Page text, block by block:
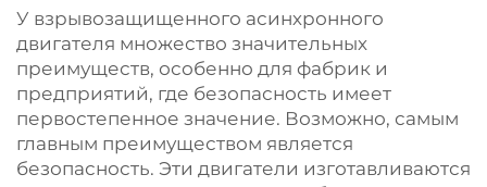
У взрывозащищенного асинхронного
двигателя множество значительных
преимуществ, особенно для фабрик и
предприятий, где безопасность имеет
первостепенное значение. Возможно, самым
главным преимуществом является
безопасность. Эти двигатели изготавливаются